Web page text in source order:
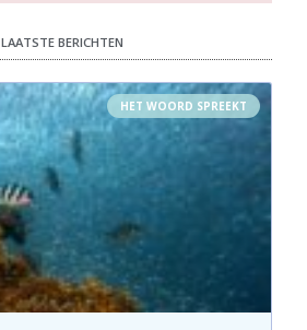
LAATSTE BERICHTEN
HET WOORD SPREEKT